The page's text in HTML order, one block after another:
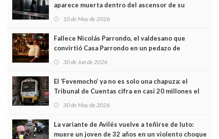
aparece muerta dentro del ascensor de su
edificio y las cámaras captan sus últimos minutos
10 de May de 2026
Fallece Nicolás Parrondo, el valdesano que
convirtió Casa Parrondo en un pedazo de
Asturias en Madrid
30 de Jun de 2026
El ‘Fevemocho’ ya no es solo una chapuza: el
Tribunal de Cuentas cifra en casi 20 millones el
sobrecoste de los trenes que no cabían por los
30 de May de 2026
La variante de Avilés vuelve a teñirse de luto:
muere un joven de 32 años en un violento choque